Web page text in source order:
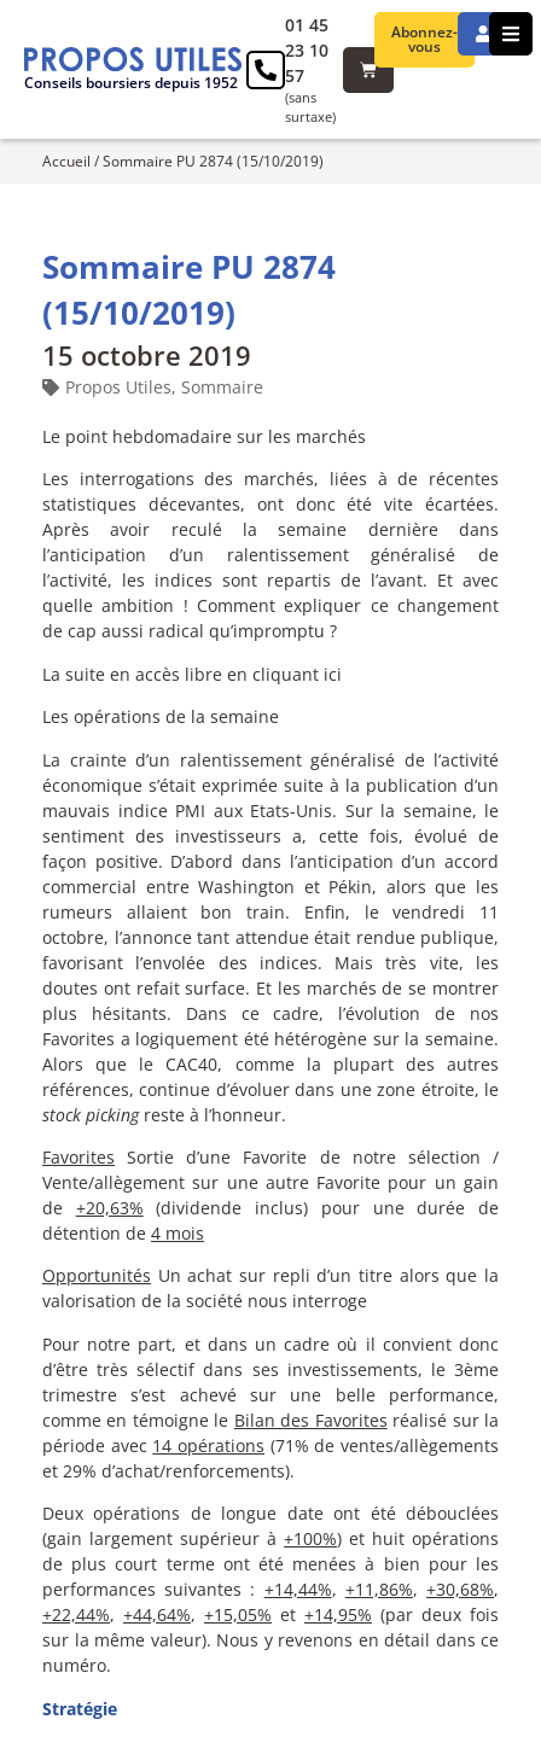
Conseils boursiers depuis 1952
Abonnez-
vous
01 45
23 10
57
(sans
surtaxe)
Accueil /Sommaire PU 2874 (15/10/2019)
Sommaire PU 2874
(15/10/2019)
15 octobre 2019
Propos Utiles, Sommaire
Le point hebdomadaire sur les marchés
Les interrogations des marchés, liées à de récentes
statistiques décevantes, ont donc été vite écartées.
Après avoir reculé la semaine dernière dans
l’anticipation d’un ralentissement généralisé de
l’activité, les indices sont repartis de l’avant. Et avec
quelle ambition ! Comment expliquer ce changement
de cap aussi radical qu’impromptu ?
La suite en accès libre en cliquant ici
Les opérations de la semaine
La crainte d’un ralentissement généralisé de l’activité
économique s’était exprimée suite à la publication d’un
mauvais indice PMI aux Etats-Unis. Sur la semaine, le
sentiment des investisseurs a, cette fois, évolué de
façon positive. D’abord dans l’anticipation d’un accord
commercial entre Washington et Pékin, alors que les
rumeurs allaient bon train. Enfin, le vendredi 11
octobre, l’annonce tant attendue était rendue publique,
favorisant l’envolée des indices. Mais très vite, les
doutes ont refait surface. Et les marchés de se montrer
plus hésitants. Dans ce cadre, l’évolution de nos
Favorites a logiquement été hétérogène sur la semaine.
Alors que le CAC40, comme la plupart des autres
références, continue d’évoluer dans une zone étroite, le
stock pickingreste à l’honneur.
Favorites Sortie d’une Favorite de notre sélection /
Vente/allègement sur une autre Favorite pour un gain
de +20,63% (dividende inclus) pour une durée de
détention de 4 mois
Opportunités Un achat sur repli d’un titre alors que la
valorisation de la société nous interroge
Pour notre part, et dans un cadre où il convient donc
d’être très sélectif dans ses investissements, le 3ème
trimestre s’est achevé sur une belle performance,
comme en témoigne le Bilan des Favorites réalisé sur la
période avec 14 opérations (71% de ventes/allègements
et 29% d’achat/renforcements).
Deux opérations de longue date ont été débouclées
(gain largement supérieur à +100%) et huit opérations
de plus court terme ont été menées à bien pour les
performances suivantes : +14,44%, +11,86%,+30,68%,
+22,44%, +44,64%, +15,05% et +14,95% (par deux fois
sur la même valeur). Nous y revenons en détail dans ce
numéro.
Stratégie